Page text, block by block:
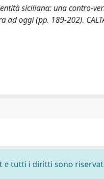
siciliana: una contro-
oggi (pp. 189-202).
tutti i diritti sono